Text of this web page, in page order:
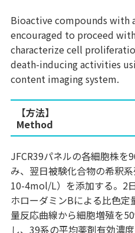
Bioactive compounds with
encouraged to proceed
characterize cell
death-inducing activities
content imaging system.
【方法】
Method
JFCR39パネルの各細胞株を
み、翌日被験化合物の希釈
10-4mol/L）を添加する。2
ホローダミンBによる比色
量反応曲線から細胞増殖を
し、39系の平均薬剤有効濃